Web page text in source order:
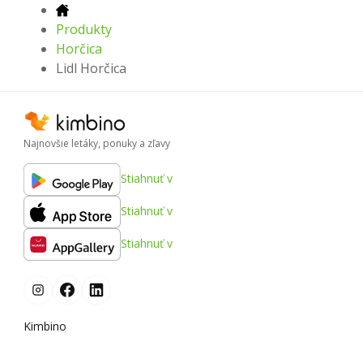
Produkty
Horčica
Lidl Horčica
Najnovšie letáky, ponuky a zľavy
Stiahnuť v
Stiahnuť v
Stiahnuť v
Kimbino